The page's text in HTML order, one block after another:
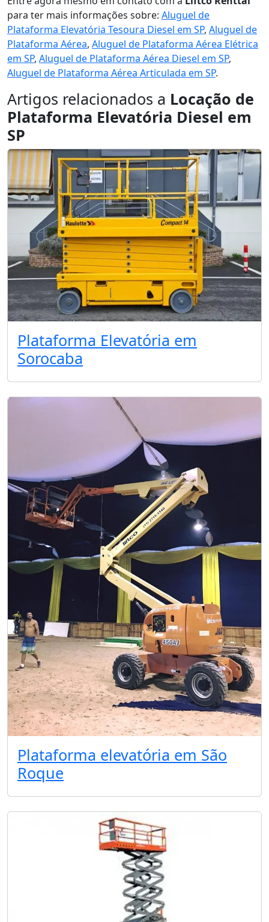
para ter mais informações sobre: Aluguel de
Plataforma Elevatória Tesoura Diesel em SP, Aluguel de
Plataforma Aérea, Aluguel de Plataforma Aérea Elétrica
em SP, Aluguel de Plataforma Aérea Diesel em SP,
Aluguel de Plataforma Aérea Articulada em SP.
Artigos relacionados a Locação de
Plataforma Elevatória Diesel em
SP
Plataforma Elevatória em
Sorocaba
Plataforma elevatória em São
Roque